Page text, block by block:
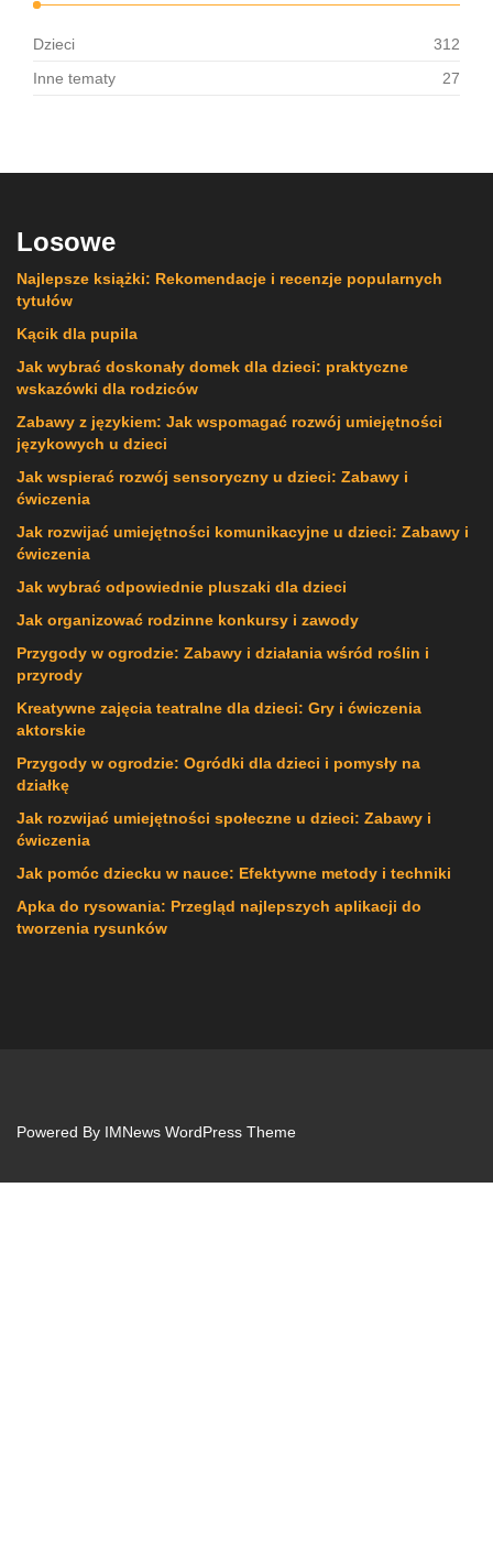
Dzieci
312
Inne tematy
27
Losowe
Najlepsze książki: Rekomendacje i recenzje popularnych
tytułów
Kącik dla pupila
Jak wybrać doskonały domek dla dzieci: praktyczne
wskazówki dla rodziców
Zabawy z językiem: Jak wspomagać rozwój umiejętności
językowych u dzieci
Jak wspierać rozwój sensoryczny u dzieci: Zabawy i
ćwiczenia
Jak rozwijać umiejętności komunikacyjne u dzieci: Zabawy i
ćwiczenia
Jak wybrać odpowiednie pluszaki dla dzieci
Jak organizować rodzinne konkursy i zawody
Przygody w ogrodzie: Zabawy i działania wśród roślin i
przyrody
Kreatywne zajęcia teatralne dla dzieci: Gry i ćwiczenia
aktorskie
Przygody w ogrodzie: Ogródki dla dzieci i pomysły na
działkę
Jak rozwijać umiejętności społeczne u dzieci: Zabawy i
ćwiczenia
Jak pomóc dziecku w nauce: Efektywne metody i techniki
Apka do rysowania: Przegląd najlepszych aplikacji do
tworzenia rysunków
Powered By IMNews WordPress Theme